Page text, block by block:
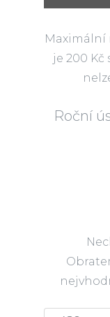
Maximální
je 200 Kč
Roční